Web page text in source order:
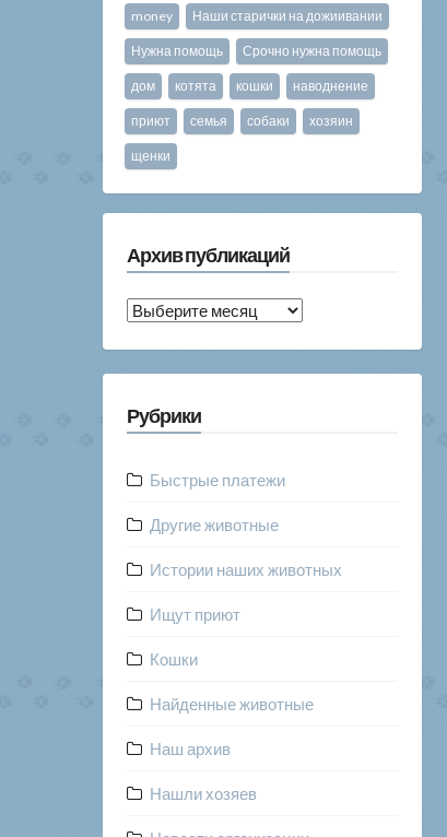
money Наши старички на дожиивании
Нужна помощь Срочно нужна помощь
дом котята кошки наводнение
приют семья собаки хозяин
щенки
Архив публикаций
Архив
Рубрики
Быстрые платежи
Другие животные
Истории наших животных
Ищут приют
Кошки
Найденные животные
Наш архив
Нашли хозяев